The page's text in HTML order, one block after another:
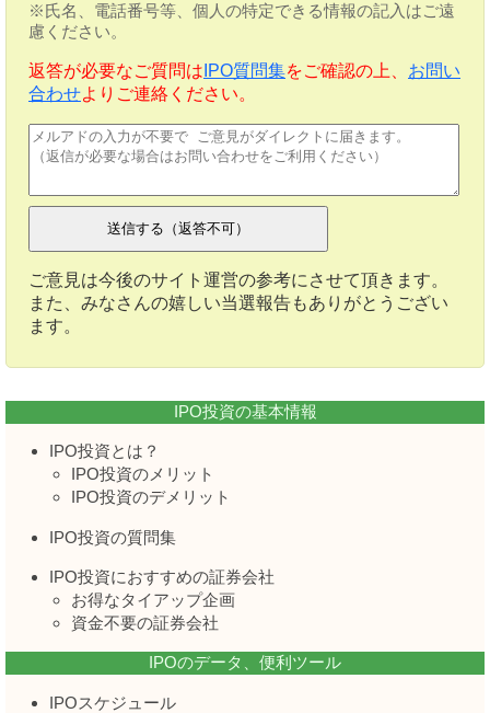
※氏名、電話番号等、個人の特定できる情報の記入はご遠
慮ください。
返答が必要なご質問は IPO質問集をご確認の上、 お問い
合わせよりご連絡ください。
ご意見は今後のサイト運営の参考にさせて頂きます。
また、みなさんの嬉しい当選報告もありがとうござい
ます。
IPO投資の基本情報
IPO投資とは？
IPO投資のメリット
IPO投資のデメリット
IPO投資の質問集
IPO投資におすすめの証券会社
お得なタイアップ企画
資金不要の証券会社
IPOのデータ、便利ツール
IPOスケジュール